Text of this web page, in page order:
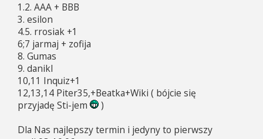
t
1.2. AAA + BBB
3. esilon
4.5. rrosiak +1
6;7 jarmaj + zofija
8. Gumas
9. danikl
10,11 Inquiz+1
12,13,14 Piter35,+Beatka+Wiki ( bójcie się
przyjadę Sti-jem
)
Dla Nas najlepszy termin i jedyny to pierwszy